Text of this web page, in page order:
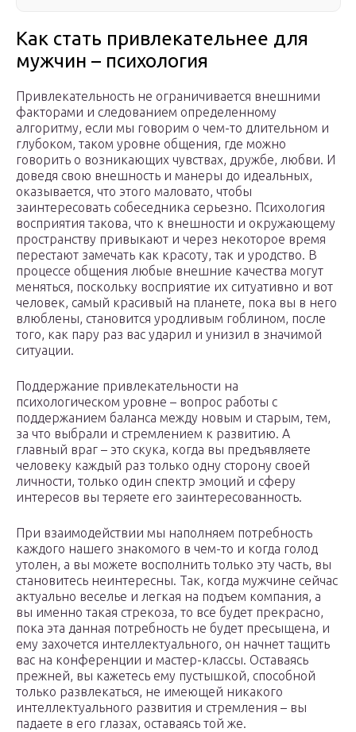
Как стать привлекательнее для
мужчин – психология
Привлекательность не ограничивается внешними
факторами и следованием определенному
алгоритму, если мы говорим о чем-то длительном и
глубоком, таком уровне общения, где можно
говорить о возникающих чувствах, дружбе, любви. И
доведя свою внешность и манеры до идеальных,
оказывается, что этого маловато, чтобы
заинтересовать собеседника серьезно. Психология
восприятия такова, что к внешности и окружающему
пространству привыкают и через некоторое время
перестают замечать как красоту, так и уродство. В
процессе общения любые внешние качества могут
меняться, поскольку восприятие их ситуативно и вот
человек, самый красивый на планете, пока вы в него
влюблены, становится уродливым гоблином, после
того, как пару раз вас ударил и унизил в значимой
ситуации.
Поддержание привлекательности на
психологическом уровне – вопрос работы с
поддержанием баланса между новым и старым, тем,
за что выбрали и стремлением к развитию. А
главный враг – это скука, когда вы предъявляете
человеку каждый раз только одну сторону своей
личности, только один спектр эмоций и сферу
интересов вы теряете его заинтересованность.
При взаимодействии мы наполняем потребность
каждого нашего знакомого в чем-то и когда голод
утолен, а вы можете восполнить только эту часть, вы
становитесь неинтересны. Так, когда мужчине сейчас
актуально веселье и легкая на подъем компания, а
вы именно такая стрекоза, то все будет прекрасно,
пока эта данная потребность не будет пресыщена, и
ему захочется интеллектуального, он начнет тащить
вас на конференции и мастер-классы. Оставаясь
прежней, вы кажетесь ему пустышкой, способной
только развлекаться, не имеющей никакого
интеллектуального развития и стремления – вы
падаете в его глазах, оставаясь той же.